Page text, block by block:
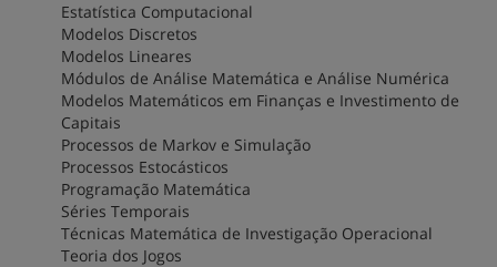
Estatística Computacional
Modelos Discretos
Modelos Lineares
Módulos de Análise Matemática e Análise Numérica
Modelos Matemáticos em Finanças e Investimento de
Capitais
Processos de Markov e Simulação
Processos Estocásticos
Programação Matemática
Séries Temporais
Técnicas Matemática de Investigação Operacional
Teoria dos Jogos